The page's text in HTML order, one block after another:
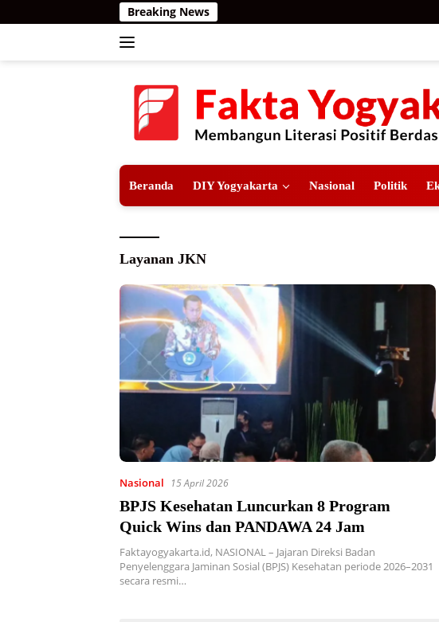
ke
Breaking News
Beranda DIY Yogyakarta Nasional Politik
Layanan JKN
Nasional 15 April 2026
BPJS Kesehatan Luncurkan 8 Program
Quick Wins dan PANDAWA 24 Jam
Faktayogyakarta.id, NASIONAL – Jajaran Direksi Badan
Penyelenggara Jaminan Sosial (BPJS) Kesehatan periode 2026–2031
secara resmi…